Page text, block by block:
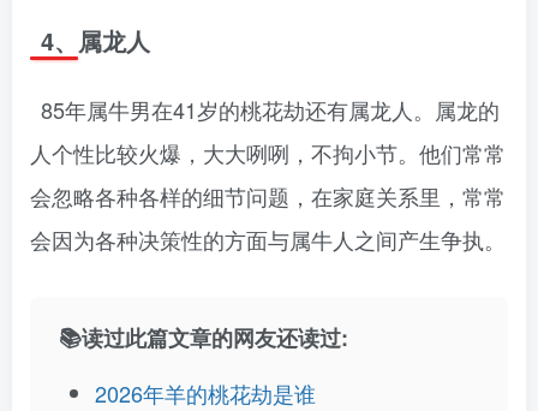
4、属龙人
85年属牛男在41岁的桃花劫还有属龙人。属龙的
人个性比较火爆，大大咧咧，不拘小节。他们常常
会忽略各种各样的细节问题，在家庭关系里，常常
会因为各种决策性的方面与属牛人之间产生争执。
📚读过此篇文章的网友还读过:
2026年羊的桃花劫是谁